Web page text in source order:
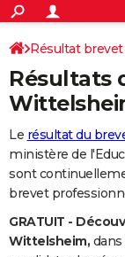
ACTUALITÉS
Politique
Société
Faits Divers
Education
Monde
Villes
+
SPORT
Coupe du monde
Football
Tennis
Cyclisme
Rugby
Forum
CULTURE
FINANCE
Retraite
Impôts
Epargne
Immobilier
Risques naturels
Banque
Assurance
Crédit
Essais
Réserver un essai
Citadines
Berlines
SUV
Forum auto
+
HIGH-TECH
Mobiles
Meilleur smartphone
Internet
Ordinateurs
Jeux vidéo
Guide high-tech
BRICOLAGE
Résultat
Résultats
Le résultat du
ministère de
sont
brevet
GRATUIT -
Wittelsheim, dans